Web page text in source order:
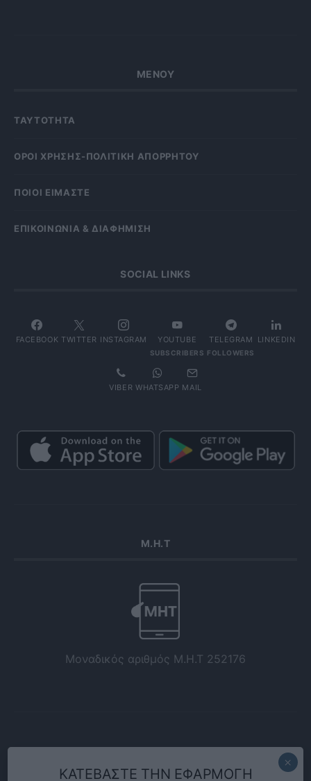
ΜΕΝΟΥ
ΤΑΥΤΟΤΗΤΑ
OΡΟΙ ΧΡΗΣΗΣ-ΠΟΛΙΤΙΚΗ ΑΠΟΡΡΗΤΟΥ
ΠΟΙΟΙ ΕΙΜΑΣΤΕ
ΕΠΙΚΟΙΝΩΝΙΑ & ΔΙΑΦΗΜΙΣΗ
SOCIAL LINKS
FACEBOOK TWITTER INSTAGRAM YOUTUBE
SUBSCRIBERS
TELEGRAM
FOLLOWERS
LINKEDIN
VIBER WHATSAPP MAIL
Μ.Η.Τ
Μοναδικός αριθμός Μ.Η.Τ 252176
ΚΑΤΕΒΑΣΤΕ ΤΗΝ ΕΦΑΡΜΟΓΗ